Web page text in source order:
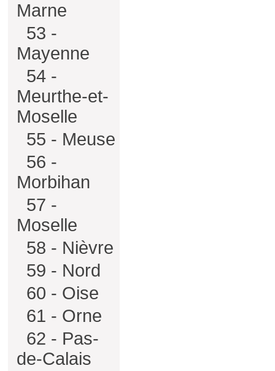
Marne
53 -
Mayenne
54 -
Meurthe-et-
Moselle
55 - Meuse
56 -
Morbihan
57 -
Moselle
58 - Nièvre
59 - Nord
60 - Oise
61 - Orne
62 - Pas-
de-Calais